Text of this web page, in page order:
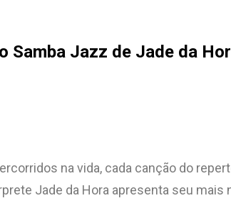
Samba Jazz de Jade da
na vida, cada canção do
Jade da Hora apresenta seu